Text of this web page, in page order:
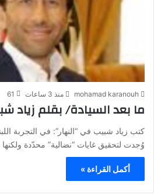
mohamad karanouh منذ 3 ساعات 61
ما بعد السيادة/ بقلم زياد
كتب زياد شبيب في “النهار”: في التجربة
وُجدت لتحقيق غايات “نضالية” محدّدة
أكمل القراءة »